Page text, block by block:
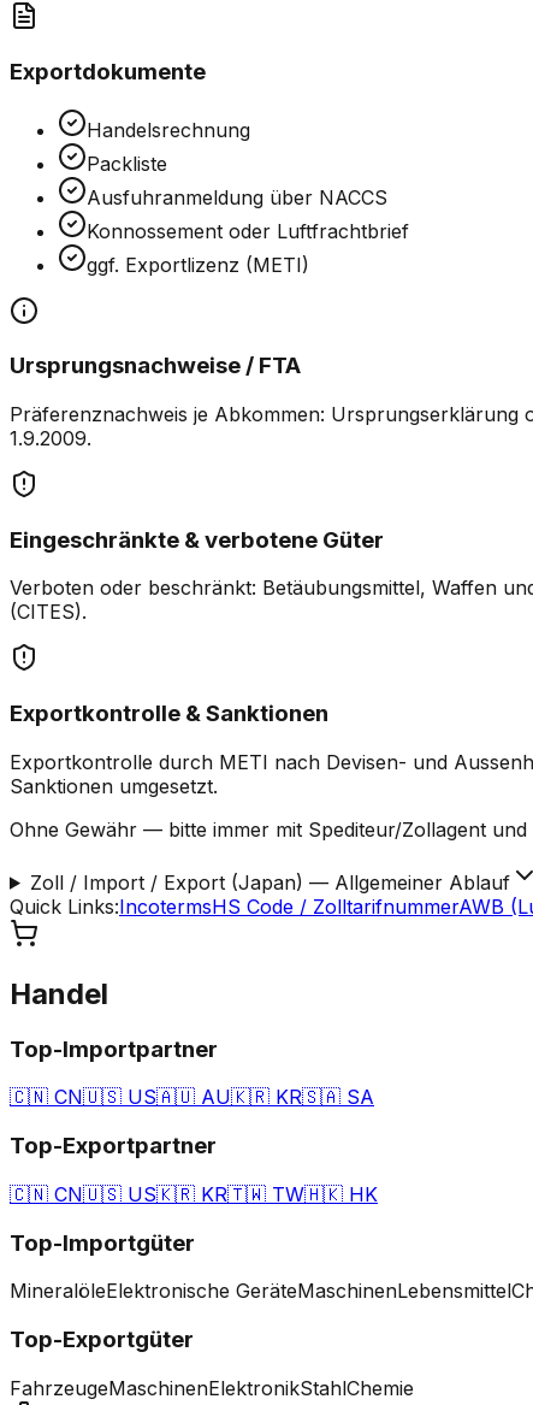
Exportdokumente
Handelsrechnung
Packliste
Ausfuhranmeldung über NACCS
Konnossement oder Luftfrachtbrief
ggf. Exportlizenz (METI)
Ursprungsnachweise / FTA
Präferenznachweis je Abkommen: Ursprungserklärung
1.9.2009.
Eingeschränkte & verbotene Güter
Verboten oder beschränkt: Betäubungsmittel, Waffen
(CITES).
Exportkontrolle & Sanktionen
Exportkontrolle durch METI nach Devisen- und
Sanktionen umgesetzt.
Ohne Gewähr — bitte immer mit Spediteur/Zollagent
Zoll / Import / Export (Japan) — Allgemeiner Ablauf
Quick Links:IncotermsHS Code / ZolltarifnummerAWB
Handel
Top-Importpartner
🇨🇳 CN🇺🇸 US🇦🇺 AU🇰🇷 KR🇸🇦 SA
Top-Exportpartner
🇨🇳 CN🇺🇸 US🇰🇷 KR🇹🇼 TW🇭🇰 HK
Top-Importgüter
MineralöleElektronische GeräteMaschinenLebensmittel
Top-Exportgüter
FahrzeugeMaschinenElektronikStahlChemie